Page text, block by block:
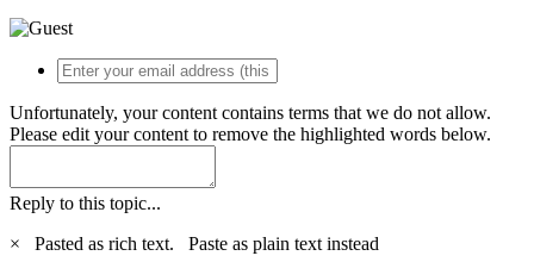
Unfortunately, your content contains terms that we do not allow.
Please edit your content to remove the highlighted words below.
Reply to this topic...
×
Pasted as rich text. Paste as plain text instead